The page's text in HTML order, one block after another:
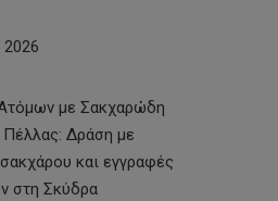
2026
με Σακχαρώδη
Πέλλας: Δράση με
και εγγραφές
στη Σκύδρα